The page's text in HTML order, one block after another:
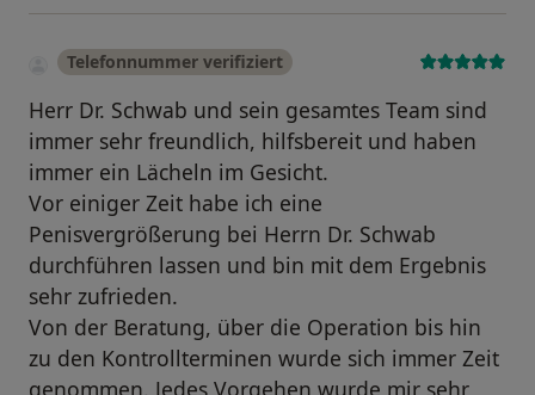
Telefonnummer verifiziert
Herr Dr. Schwab und sein gesamtes Team sind
immer sehr freundlich, hilfsbereit und haben
immer ein Lächeln im Gesicht.
Vor einiger Zeit habe ich eine
Penisvergrößerung bei Herrn Dr. Schwab
durchführen lassen und bin mit dem Ergebnis
sehr zufrieden.
Von der Beratung, über die Operation bis hin
zu den Kontrollterminen wurde sich immer Zeit
genommen. Jedes Vorgehen wurde mir sehr